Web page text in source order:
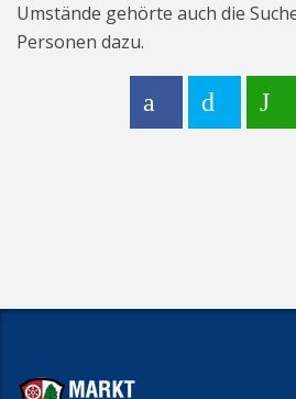
Umstände gehörte auch die
Personen dazu.